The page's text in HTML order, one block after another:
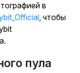
в
, чтобы
пула